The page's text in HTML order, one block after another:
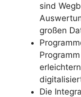
sind
großen
Die